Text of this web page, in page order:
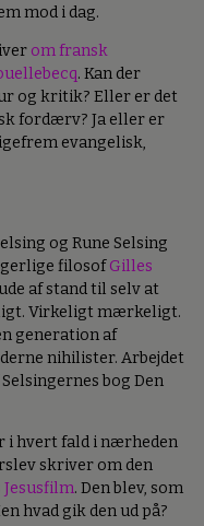
mod i dag.
om fransk
. Kan der
og kritik? Eller er det
fordærv? Ja eller er
evangelisk,
og Rune Selsing
filosofGilles
af stand til selv at
Virkeligt mærkeligt.
generation af
nihilister. Arbejdet
bog Den
i hvert fald i nærheden
skriver om den
. Den blev, som
hvad gik den ud på?